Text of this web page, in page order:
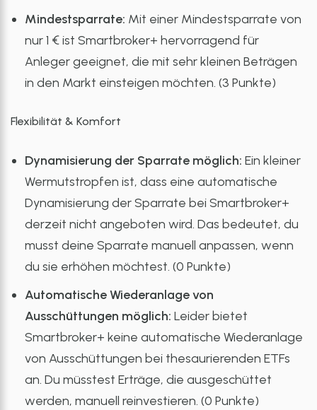
Mindestsparrate: Mit einer Mindestsparrate von
nur 1 € ist Smartbroker+ hervorragend für
Anleger geeignet, die mit sehr kleinen Beträgen
in den Markt einsteigen möchten. (3 Punkte)
Flexibilität & Komfort
Dynamisierung der Sparrate möglich: Ein kleiner
Wermutstropfen ist, dass eine automatische
Dynamisierung der Sparrate bei Smartbroker+
derzeit nicht angeboten wird. Das bedeutet, du
musst deine Sparrate manuell anpassen, wenn
du sie erhöhen möchtest. (0 Punkte)
Automatische Wiederanlage von
Ausschüttungen möglich: Leider bietet
Smartbroker+ keine automatische Wiederanlage
von Ausschüttungen bei thesaurierenden ETFs
an. Du müsstest Erträge, die ausgeschüttet
werden, manuell reinvestieren. (0 Punkte)